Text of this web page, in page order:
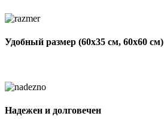
Удобный размер (60х35 см, 60х60 см)
Надежен и долговечен